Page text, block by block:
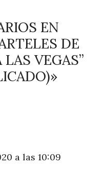
EN
DE
VEGAS”
a las 10:09